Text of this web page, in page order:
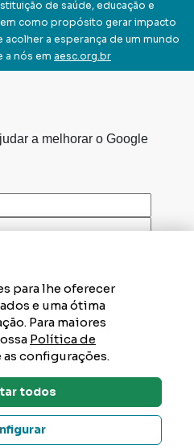
de saúde, educação e
como propósito gerar impacto
a esperança de um mundo
a nós em aesc.org.br
Dúvidas? Tire Aqui
para lhe oferecer
e uma ótima
Para maiores
Política de
as configurações.
todos
a melhorar o Google